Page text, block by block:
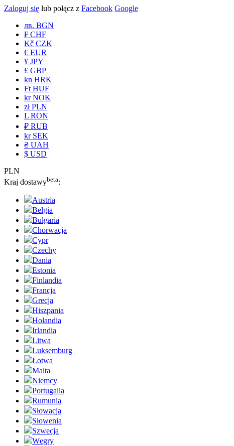
Zaloguj się lub połącz z Facebook Google
лв. BGN
₣ CHF
Kč CZK
€ EUR
¥ JPY
£ GBP
kn HRK
Ft HUF
kr NOK
zł PLN
L RON
₽ RUB
kr SEK
₴ UAH
$ USD
PLN
Kraj dostawybeta:
Austria
Belgia
Bułgaria
Chorwacja
Cypr
Czechy
Dania
Estonia
Finlandia
Francja
Grecja
Hiszpania
Holandia
Irlandia
Litwa
Luksemburg
Łotwa
Malta
Niemcy
Portugalia
Rumunia
Słowacja
Słowenia
Szwecja
Węgry